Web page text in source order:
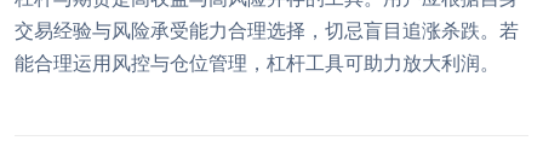
交易经验与风险承受能力合理选择，切忌盲目追涨杀跌。若
能合理运用风控与仓位管理，杠杆工具可助力放大利润。